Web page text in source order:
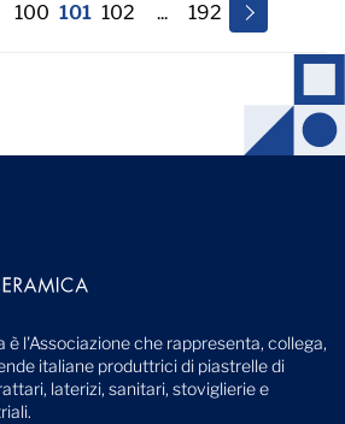
100 101 102 ... 192
l'Associazione che rappresenta, collega,
italiane produttrici di piastrelle di
laterizi, sanitari, stoviglierie e